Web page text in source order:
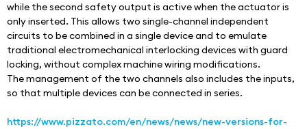
while the second safety output is active when the actuator is
only inserted. This allows two single-channel independent
circuits to be combined in a single device and to emulate
traditional electromechanical interlocking devices with guard
locking, without complex machine wiring modifications.
The management of the two channels also includes the inputs,
so that multiple devices can be connected in series.
https://www.pizzato.com/en/news/news/new-versions-for-